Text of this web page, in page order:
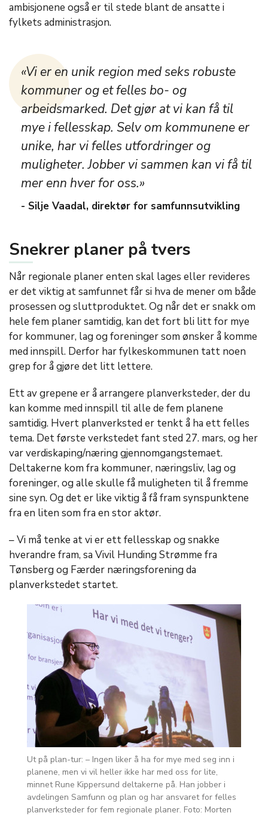
ambisjonene også er til stede blant de ansatte i
fylkets administrasjon.
«Vi er en unik region med seks robuste
kommuner og et felles bo- og
arbeidsmarked. Det gjør at vi kan få til
mye i fellesskap. Selv om kommunene er
unike, har vi felles utfordringer og
muligheter. Jobber vi sammen kan vi få til
mer enn hver for oss.»
- Silje Vaadal, direktør for samfunnsutvikling
Snekrer planer på tvers
Når regionale planer enten skal lages eller revideres
er det viktig at samfunnet får si hva de mener om både
prosessen og sluttproduktet. Og når det er snakk om
hele fem planer samtidig, kan det fort bli litt for mye
for kommuner, lag og foreninger som ønsker å komme
med innspill. Derfor har fylkeskommunen tatt noen
grep for å gjøre det litt lettere.
Ett av grepene er å arrangere planverksteder, der du
kan komme med innspill til alle de fem planene
samtidig. Hvert planverksted er tenkt å ha ett felles
tema. Det første verkstedet fant sted 27. mars, og her
var verdiskaping/næring gjennomgangstemaet.
Deltakerne kom fra kommuner, næringsliv, lag og
foreninger, og alle skulle få muligheten til å fremme
sine syn. Og det er like viktig å få fram synspunktene
fra en liten som fra en stor aktør.
– Vi må tenke at vi er ett fellesskap og snakke
hverandre fram, sa Vivil Hunding Strømme fra
Tønsberg og Færder næringsforening da
planverkstedet startet.
Ut på plan-tur: – Ingen liker å ha for mye med seg inn i
planene, men vi vil heller ikke har med oss for lite,
minnet Rune Kippersund deltakerne på. Han jobber i
avdelingen Samfunn og plan og har ansvaret for felles
planverksteder for fem regionale planer. Foto: Morten